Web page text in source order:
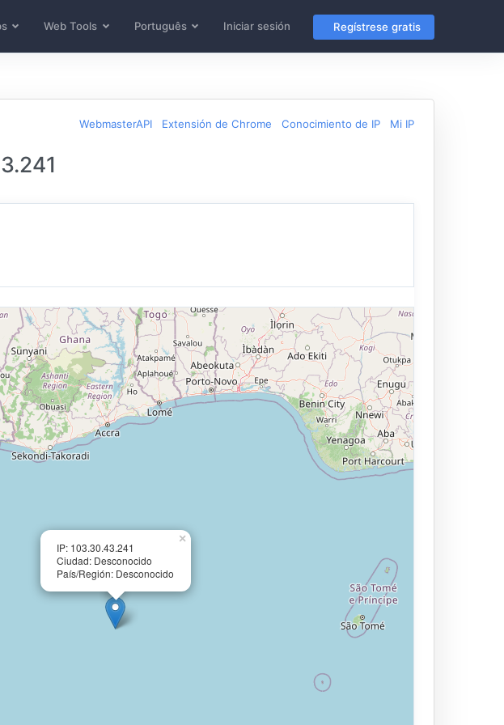
Web Tools Português Iniciar sesión Regístrese gratis
WebmasterAPI Extensión de Chrome Conocimiento de IP Mi IP
IP: 103.30.43.241
Ciudad: Desconocido
País/Región: Desconocido
×